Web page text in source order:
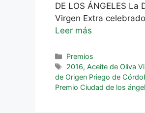
DE LOS ÁNGELES
Virgen Extra
Leer más
Premios
2016,Aceite de Oliva
de Origen Priego de
Premio Ciudad de los